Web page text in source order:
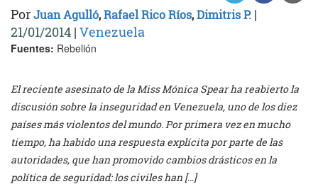
PorJuan Agulló,Rafael Rico Ríos,Dimitris P. |
21/01/2014 | Venezuela
Fuentes: Rebelión
El reciente asesinato de la Miss Mónica Spear ha reabierto la
discusión sobre la inseguridad en Venezuela, uno de los diez
países más violentos del mundo. Por primera vez en mucho
tiempo, ha habido una respuesta explícita por parte de las
autoridades, que han promovido cambios drásticos en la
política de seguridad: los civiles han […]